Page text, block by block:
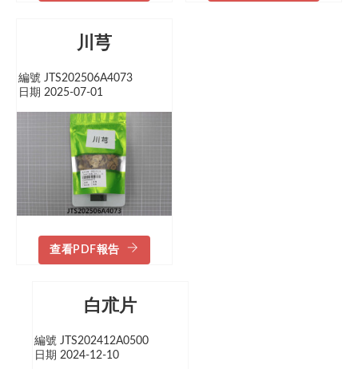
川芎
編號 JTS202506A4073
日期 2025-07-01
查看PDF報告
白朮片
編號 JTS202412A0500
日期 2024-12-10